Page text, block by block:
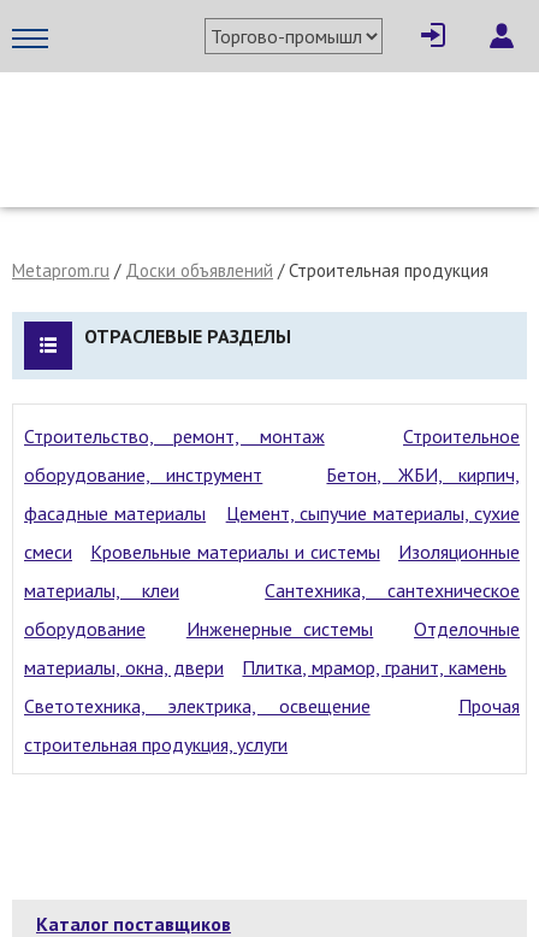
Metaprom.ru / Доски объявлений / Строительная продукция
ОТРАСЛЕВЫЕ РАЗДЕЛЫ
Строительство, ремонт, монтаж
Строительное
оборудование, инструмент
Бетон, ЖБИ, кирпич,
фасадные материалы
Цемент, сыпучие материалы, сухие
смеси
Кровельные материалы и системы
Изоляционные
материалы, клеи
Сантехника, сантехническое
оборудование
Инженерные системы
Отделочные
материалы, окна, двери
Плитка, мрамор, гранит, камень
Светотехника, электрика, освещение
Прочая
строительная продукция, услуги
Каталог поставщиков